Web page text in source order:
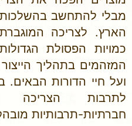
מבלי להתחשב
הארץ. לצריכה
כמויות הפסולת
המזהמים בתהליך
ועל חיי הדורות הבאים.
לתרבות
חברתיות-תרבותיות